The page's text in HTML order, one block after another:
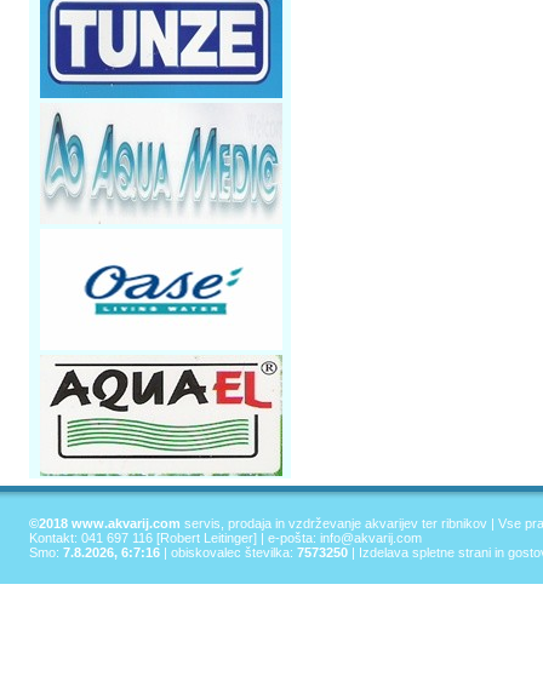
©2018 www.akvarij.com servis, prodaja in vzdrževanje akvarijev ter ribnikov | Vse
Kontakt: 041 697 116 [Robert Leitinger] | e-pošta: info@akvarij.com
Smo: 7.8.2026, 6:7:16 | obiskovalec številka: 7573250 | Izdelava spletne strani in